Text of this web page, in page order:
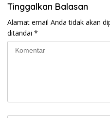
Tinggalkan Balasan
Alamat email Anda tidak akan
ditandai *